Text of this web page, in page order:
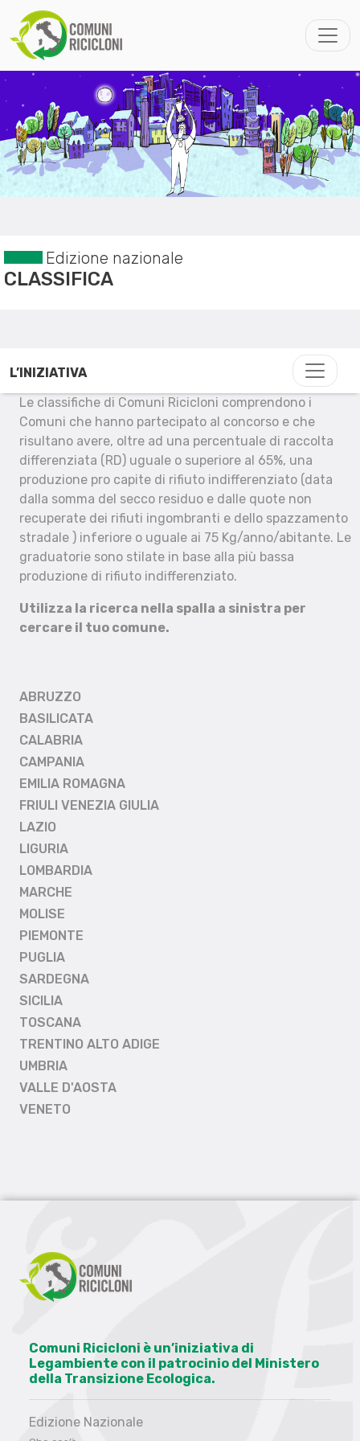
Edizione nazionale
CLASSIFICA
L’INIZIATIVA
Le classifiche di Comuni Ricicloni comprendono i
Comuni che hanno partecipato al concorso e che
risultano avere, oltre ad una percentuale di raccolta
differenziata (RD) uguale o superiore al 65%, una
produzione pro capite di rifiuto indifferenziato (data
dalla somma del secco residuo e dalle quote non
recuperate dei rifiuti ingombranti e dello spazzamento
stradale ) inferiore o uguale ai 75 Kg/anno/abitante. Le
graduatorie sono stilate in base alla più bassa
produzione di rifiuto indifferenziato.
Utilizza la ricerca nella spalla a sinistra per
cercare il tuo comune.
ABRUZZO
BASILICATA
CALABRIA
CAMPANIA
EMILIA ROMAGNA
FRIULI VENEZIA GIULIA
LAZIO
LIGURIA
LOMBARDIA
MARCHE
MOLISE
PIEMONTE
PUGLIA
SARDEGNA
SICILIA
TOSCANA
TRENTINO ALTO ADIGE
UMBRIA
VALLE D'AOSTA
VENETO
Comuni Ricicloni è un’iniziativa di
Legambiente con il patrocinio del Ministero
della Transizione Ecologica.
Edizione Nazionale